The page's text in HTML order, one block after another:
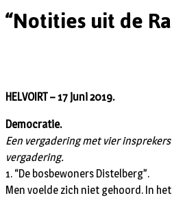
“Notities uit de
HELVOIRT – 17 juni 2019.
Democratie.
Een vergadering met vier
vergadering.
1. “De bosbewoners Distelberg”.
Men voelde zich niet gehoord. In